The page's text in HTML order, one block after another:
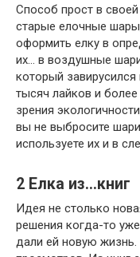
Способ прост в своей
старые елочные
оформить елку в
их… в воздушные
который
тысяч лайков и
зрения
вы не выбросите
используете их и в
2 Елка из…книг
Идея не столько
решения когда-то уже
дали ей новую